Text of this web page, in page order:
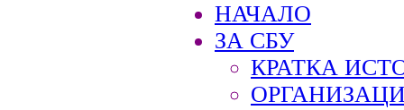
НАЧАЛО
ЗА СБУ
КРАТКА